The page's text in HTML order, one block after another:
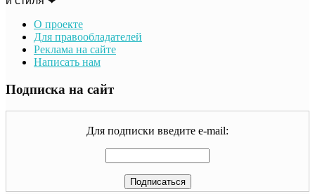
О проекте
Для правообладателей
Реклама на сайте
Написать нам
Подписка на сайт
Для подписки введите e-mail: